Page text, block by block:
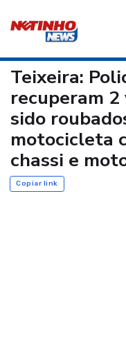
Teixeira:
recuperam
sido
motocicleta
chassi e
Copiar link